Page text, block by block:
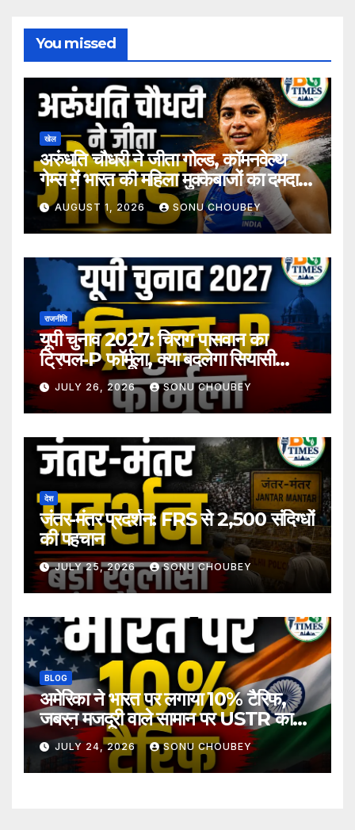
You missed
खेल
अरुंधति चौधरी ने जीता गोल्ड, कॉमनवेल्थ
गेम्स में भारत की महिला मुक्केबाजों का दमदार
प्रदर्शन
AUGUST 1, 2026 SONU CHOUBEY
राजनीति
यूपी चुनाव 2027: चिराग पासवान का
ट्रिपल-P फॉर्मूला, क्या बदलेगा सियासी
समीकरण?
JULY 26, 2026 SONU CHOUBEY
देश
जंतर-मंतर प्रदर्शन: FRS से 2,500 संदिग्धों
की पहचान
JULY 25, 2026 SONU CHOUBEY
BLOG
अमेरिका ने भारत पर लगाया 10% टैरिफ,
जबरन मजदूरी वाले सामान पर USTR का
बड़ा फैसला
JULY 24, 2026 SONU CHOUBEY